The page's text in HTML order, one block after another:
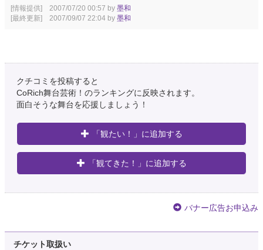
[情報提供] 2007/07/20 00:57 by 墨和
[最終更新] 2007/09/07 22:04 by 墨和
クチコミを投稿すると
CoRich舞台芸術！のランキングに反映されます。
面白そうな舞台を応援しましょう！
「観たい！」に追加する
「観てきた！」に追加する
バナー広告お申込み
チケット取扱い